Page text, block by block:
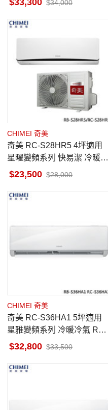
33,300 34,000
CHIMEI 奇美
奇美 RC-S28HR5 4坪適用
星曜變頻系列 快易潔 冷暖冷
氣 RB-S28HR5 送電動牙刷
23,500 28,000
CHIMEI 奇美
奇美 RC-S36HA1 5坪適用
星雅變頻系列 冷暖冷氣 RB-
S36HA1
32,800 33,500